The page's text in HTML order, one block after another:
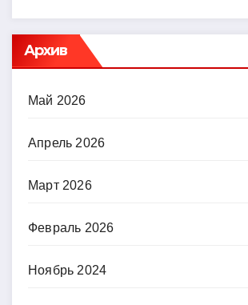
Архив
Май 2026
Апрель 2026
Март 2026
Февраль 2026
Ноябрь 2024